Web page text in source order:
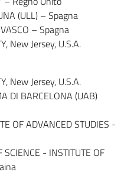
(ULL) – Spagna
– Spagna
New Jersey, U.S.A.
New Jersey, U.S.A.
DI BARCELONA (UAB)
OF ADVANCED STUDIES -
- INSTITUTE OF